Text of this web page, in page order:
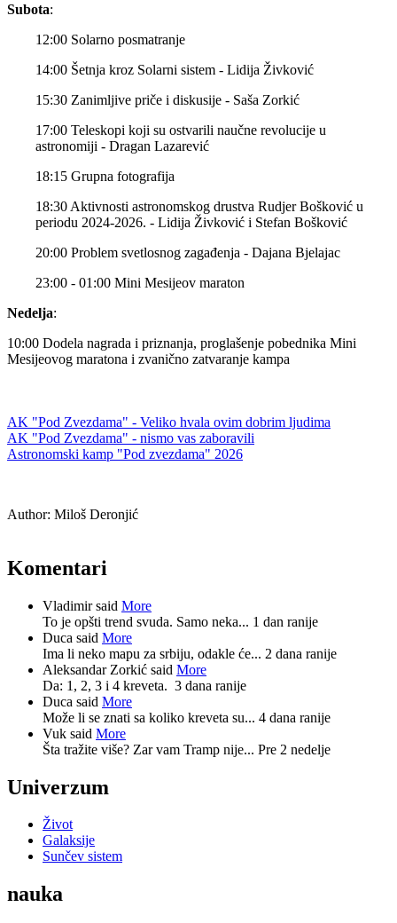
Subota:
12:00 Solarno posmatranje
14:00 Šetnja kroz Solarni sistem - Lidija Živković
15:30 Zanimljive priče i diskusije - Saša Zorkić
17:00 Teleskopi koji su ostvarili naučne revolucije u
astronomiji - Dragan Lazarević
18:15 Grupna fotografija
18:30 Aktivnosti astronomskog drustva Rudjer Bošković u
periodu 2024-2026. - Lidija Živković i Stefan Bošković
20:00 Problem svetlosnog zagađenja - Dajana Bjelajac
23:00 - 01:00 Mini Mesijeov maraton
Nedelja:
10:00 Dodela nagrada i priznanja, proglašenje pobednika Mini
Mesijeovog maratona i zvanično zatvaranje kampa
AK "Pod Zvezdama" - Veliko hvala ovim dobrim ljudima
AK "Pod Zvezdama" - nismo vas zaboravili
Astronomski kamp "Pod zvezdama" 2026
Author: Miloš Deronjić
Komentari
Vladimir said More
To je opšti trend svuda. Samo neka... 1 dan ranije
Duca said More
Ima li neko mapu za srbiju, odakle će... 2 dana ranije
Aleksandar Zorkić said More
Da: 1, 2, 3 i 4 kreveta. 3 dana ranije
Duca said More
Može li se znati sa koliko kreveta su... 4 dana ranije
Vuk said More
Šta tražite više? Zar vam Tramp nije... Pre 2 nedelje
Univerzum
Život
Galaksije
Sunčev sistem
nauka